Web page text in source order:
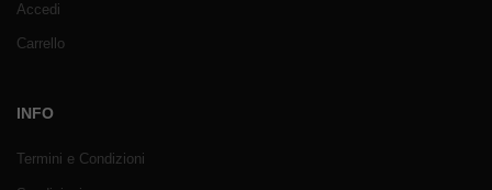
Accedi
Carrello
INFO
Termini e Condizioni